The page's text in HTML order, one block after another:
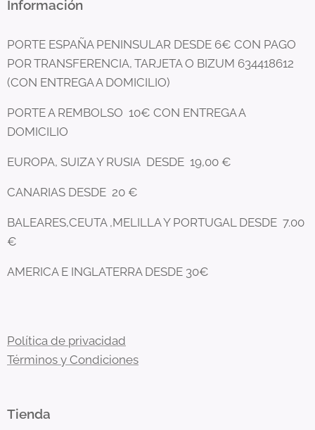
Información
PORTE ESPAÑA PENINSULAR DESDE 6€ CON PAGO
POR TRANSFERENCIA, TARJETA O BIZUM 634418612
(CON ENTREGA A DOMICILIO)
PORTE A REMBOLSO 10€ CON ENTREGA A
DOMICILIO
EUROPA, SUIZA Y RUSIA DESDE 19,00 €
CANARIAS DESDE 20 €
BALEARES,CEUTA ,MELILLA Y PORTUGAL DESDE 7.00
€
AMERICA E INGLATERRA DESDE 30€
Política de privacidad
Términos y Condiciones
Tienda